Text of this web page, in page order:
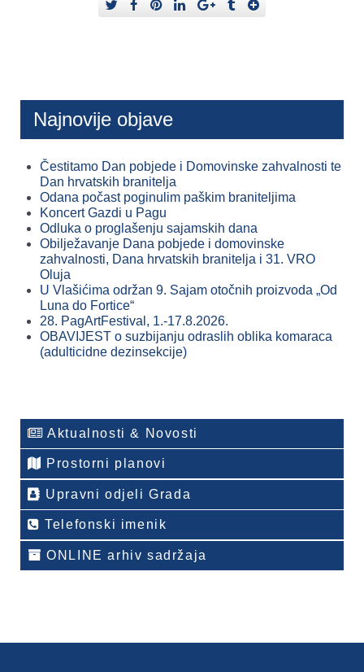
Najnovije objave
Čestitamo Dan pobjede i Domovinske zahvalnosti te
Dan hrvatskih branitelja
Odana počast poginulim paškim braniteljima
Koncert Gazdi u Pagu
Odluka o proglašenju sajamskih dana
Obilježavanje Dana pobjede i domovinske
zahvalnosti, Dana hrvatskih branitelja i 31. VRO
Oluja
U Vlašićima održan 9. Sajam otočnih proizvoda „Od
Luna do Fortice“
28. PagArtFestival, 1.-17.8.2026.
OBAVIJEST o suzbijanju odraslih oblika komaraca
(adulticidne dezinsekcije)
Aktualnosti & Novosti
Prostorni planovi
Upravni odjeli Grada
Telefonski imenik
ONLINE arhiv sadržaja